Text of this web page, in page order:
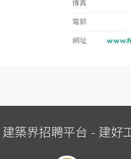
傳真
電郵
網址
建築界招聘平台 - 建好